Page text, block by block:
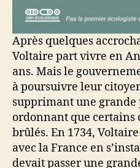
Après quelques
Voltaire part vivre en
ans. Mais le
à poursuivre leur
supprimant une
ordonnant que certains
brûlés. En 1734,
avec la France en
devait passer une